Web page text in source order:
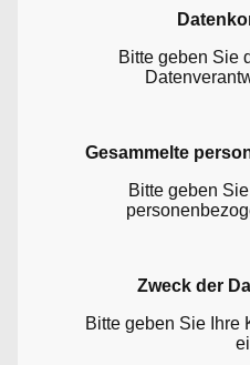
Bitte geben Sie
Gesammelte
Bitte geben
Zweck der
Bitte geben Sie Ihre